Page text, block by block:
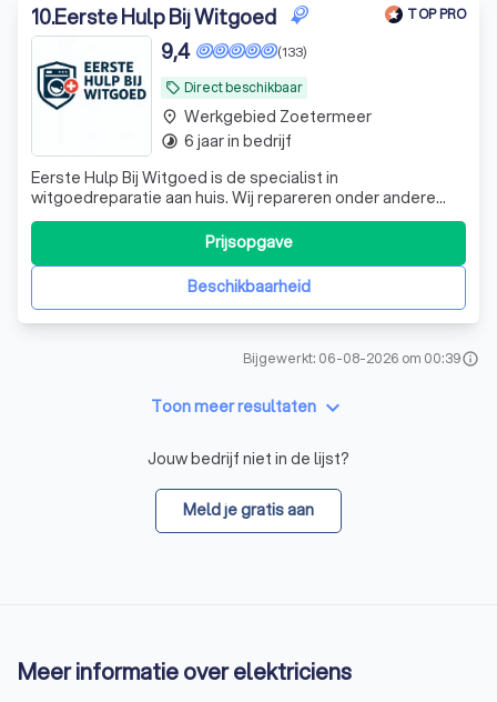
10.Eerste Hulp Bij Witgoed TOP PRO
local_offer Direct beschikbaar
(133)
9,4
Eerste Hulp Bij Witgoed is de specialist in
witgoedreparatie aan huis. Wij repareren onder andere
wasmachines, drogers, vaatwassers, ovens en
kookplaten. Dankzij onze snelle service kunnen wij u vaak
dezelfde dag of de volgende werkdag helpen. Onze
ervaren monteurs hebben de meest voorkomende
Beschikbaarheid
Prijsopgave
place Werkgebied Zoetermeer
timelapse 6 jaar in bedrijf
Bijgewerkt: 06-08-2026 om 00:39info
Toon meer resultaten keyboard_arrow_down
Jouw bedrijf niet in de lijst?
Meld je gratis aan
Meer informatie over elektriciens